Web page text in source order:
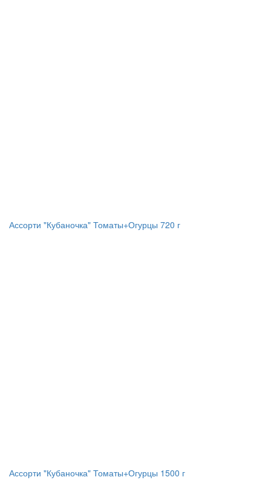
Ассорти "Кубаночка" Томаты+Огурцы 720 г
Ассорти "Кубаночка" Томаты+Огурцы 1500 г